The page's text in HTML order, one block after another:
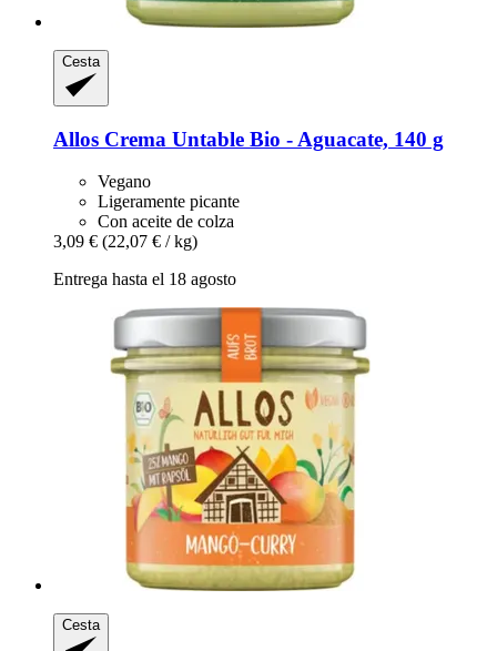
Cesta
Allos Crema Untable Bio -​ Aguacate, 140 g
Vegano
Ligeramente picante
Con aceite de colza
3,09 € (22,07 € / kg)
Entrega hasta el 18 agosto
Cesta